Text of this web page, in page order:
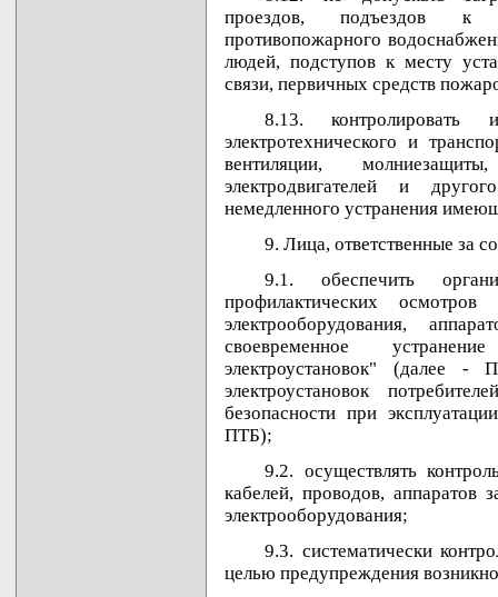
проездов, подъездов к
противопожарного
людей, подступов к месту
связи, первичных средств
8.13. контролировать
электротехнического и
вентиляции,
электродвигателей и
немедленного устранения
9. Лица, ответственные за
9.1. обеспечить
профилактических осмотров
электрооборудования,
своевременное
электроустановок" (далее -
электроустановок
безопасности при
ПТБ);
9.2. осуществлять
кабелей, проводов, аппаратов
электрооборудования;
9.3. систематически
целью предупреждения